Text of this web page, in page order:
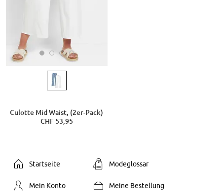
Culotte Mid Waist, (2er-Pack)
CHF 53,95
Startseite Modeglossar
Mein Konto Meine Bestellung